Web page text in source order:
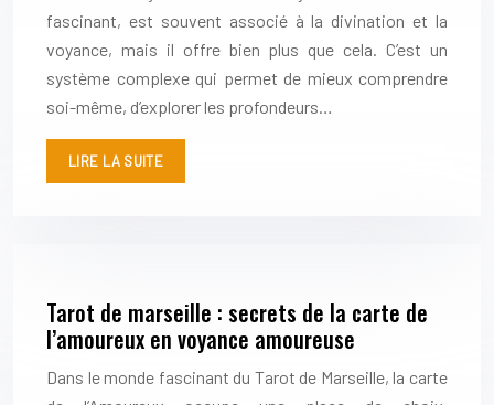
fascinant, est souvent associé à la divination et la
voyance, mais il offre bien plus que cela. C’est un
système complexe qui permet de mieux comprendre
soi-même, d’explorer les profondeurs…
LIRE LA SUITE
Tarot de marseille : secrets de la carte de
l’amoureux en voyance amoureuse
Dans le monde fascinant du Tarot de Marseille, la carte